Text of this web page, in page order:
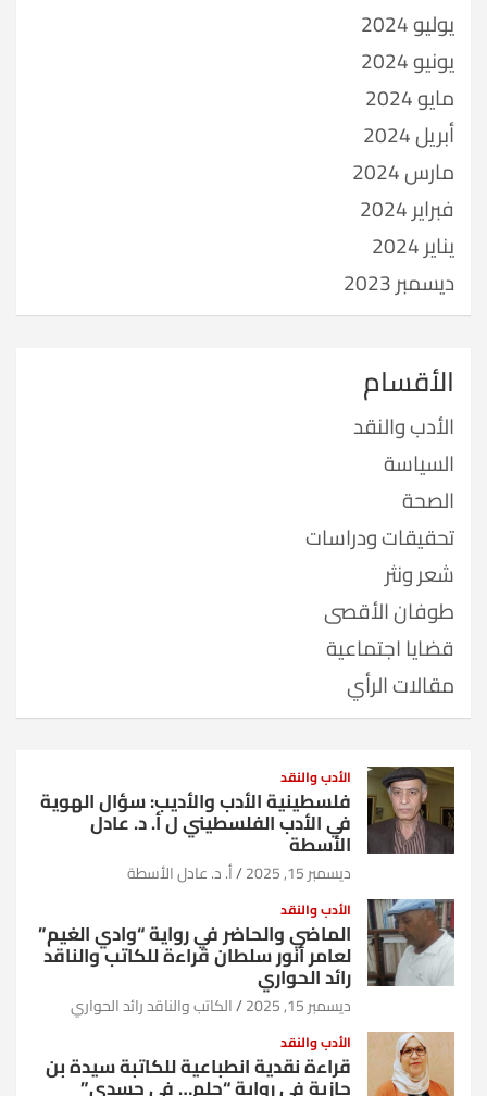
يوليو 2024
يونيو 2024
مايو 2024
أبريل 2024
مارس 2024
فبراير 2024
يناير 2024
ديسمبر 2023
الأقسام
الأدب والنقد
السياسة
الصحة
تحقيقات ودراسات
شعر ونثر
طوفان الأقصى
قضايا اجتماعية
مقالات الرأي
الأدب والنقد
فلسطينية الأدب والأديب: سؤال الهوية
في الأدب الفلسطيني ل أ. د. عادل
الأسطة
ديسمبر 15, 2025 أ. د. عادل الأسطة
الأدب والنقد
الماضي والحاضر في رواية “وادي الغيم”
لعامر أنور سلطان قراءة للكاتب والناقد
رائد الحواري
ديسمبر 15, 2025 الكاتب والناقد رائد الحواري
الأدب والنقد
قراءة نقدية انطباعية للكاتبة سيدة بن
جازية في رواية “حلم… في جسدي”